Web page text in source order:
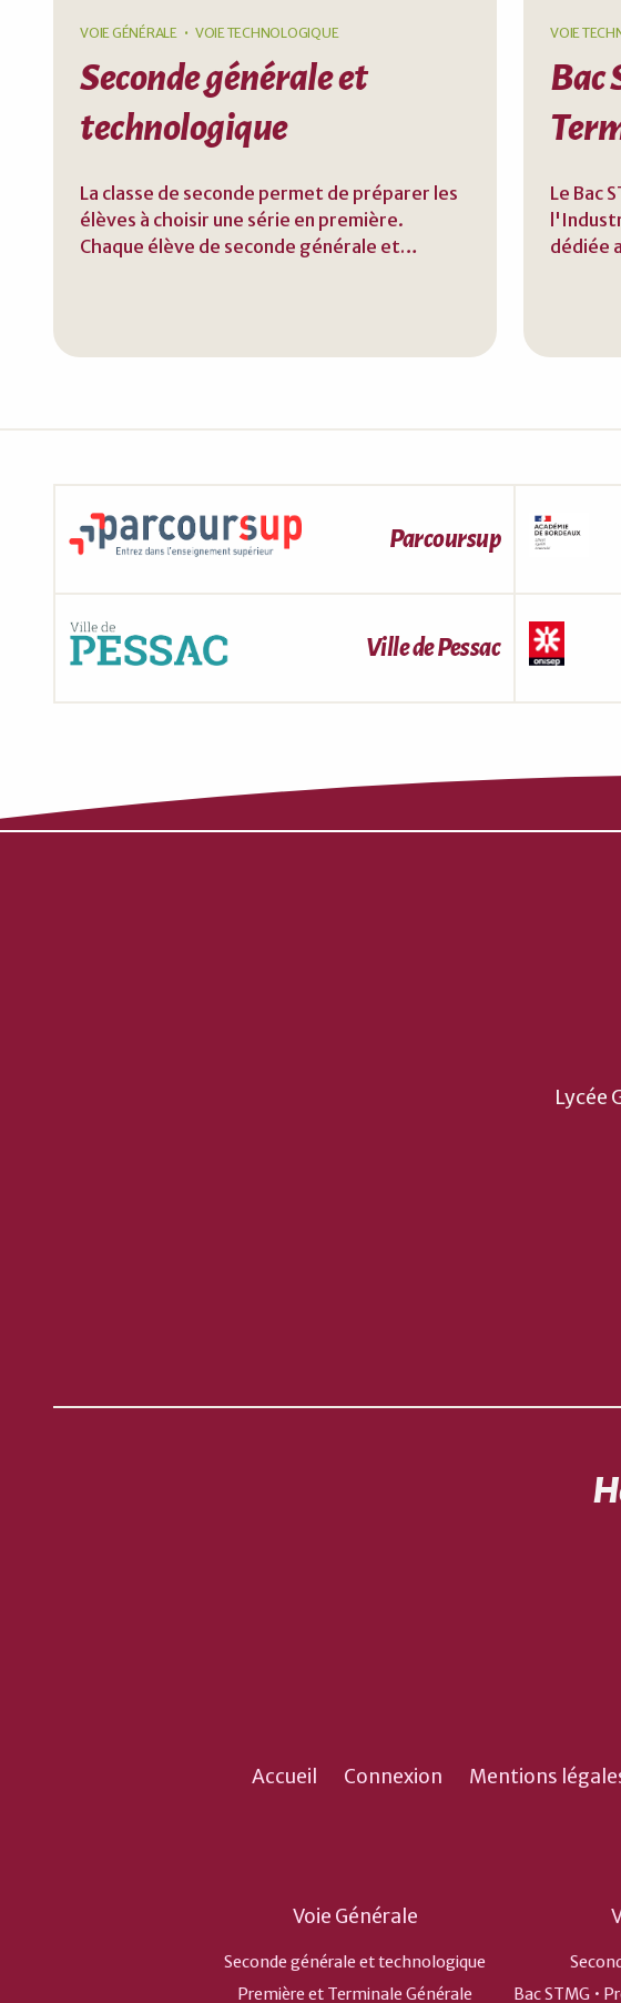
VOIE GÉNÉRALE VOIE TECHNOLOGIQUE
Seconde générale et
technologique
La classe de seconde permet de préparer les
élèves à choisir une série en première.
Chaque élève de seconde générale et
français et en mathématiques. À la fin de la
optent pour une série en voie technologique.
VOIE
Bac
Le Bac
dédiée
écoles
Parcoursup
Ville de Pessac
Lycée
Accueil Connexion Mentions
Voie Générale
Seconde générale et technologique
Première et Terminale Générale
Bac STMG •